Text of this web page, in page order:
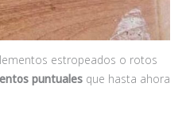
estropeados o rotos
puntuales que hasta ahora